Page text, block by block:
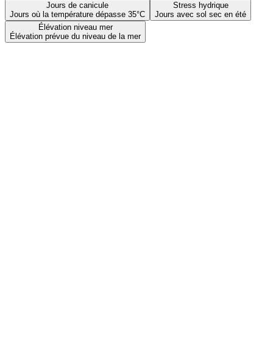
Jours de canicule
Jours où la température dépasse 35°C
Stress hydrique
Jours avec sol sec en été
Élévation niveau mer
Élévation prévue du niveau de la mer